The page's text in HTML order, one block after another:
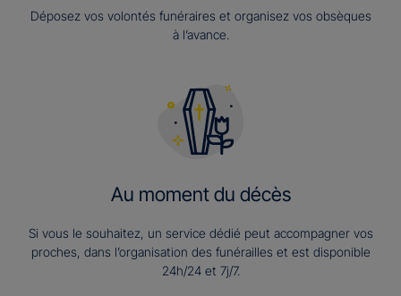
Déposez vos volontés funéraires et organisez vos obsèques
à l’avance.
Au moment du décès
Si vous le souhaitez, un service dédié peut accompagner vos
proches, dans l’organisation des funérailles et est disponible
24h/24 et 7j/7.